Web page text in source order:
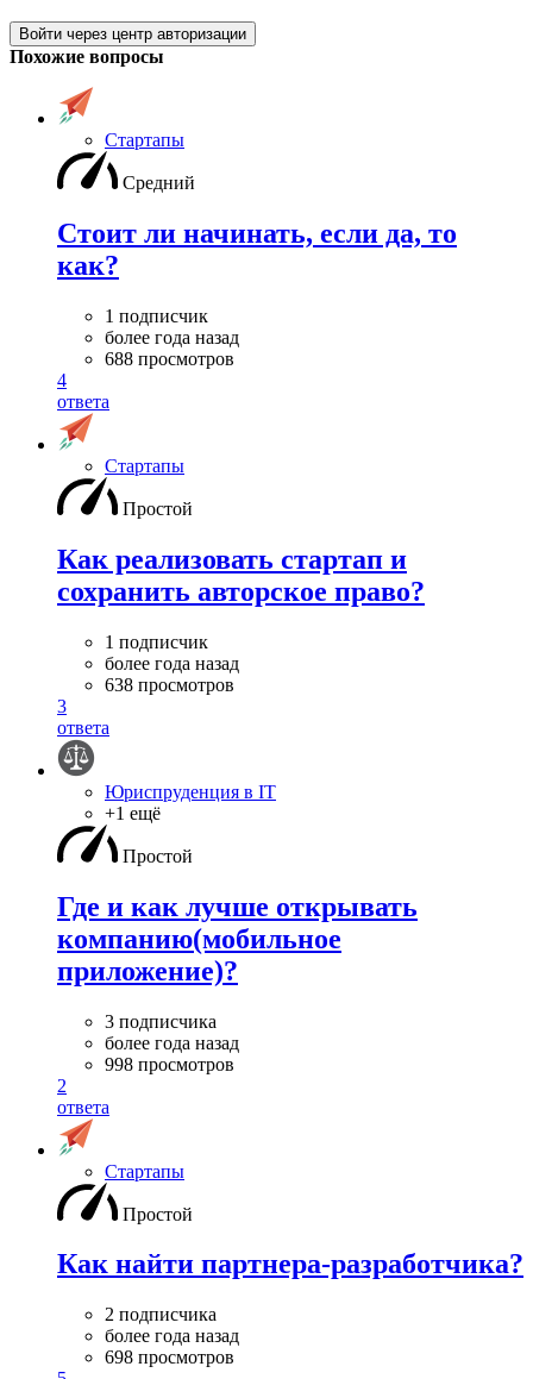
Войти через центр авторизации
Похожие вопросы
Стартапы
Средний
Стоит ли начинать, если да, то
как?
1 подписчик
более года назад
688 просмотров
4
ответа
Стартапы
Простой
Как реализовать стартап и
сохранить авторское право?
1 подписчик
более года назад
638 просмотров
3
ответа
Юриспруденция в IT
+1 ещё
Простой
Где и как лучше открывать
компанию(мобильное
приложение)?
3 подписчика
более года назад
998 просмотров
2
ответа
Стартапы
Простой
Как найти партнера-разработчика?
2 подписчика
более года назад
698 просмотров